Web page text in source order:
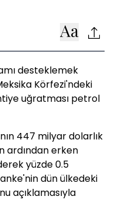
desteklemek
Körfezi'ndeki
uğratması petrol
447 milyar dolarlık
ardından erken
yüzde 0.5
dün ülkedeki
açıklamasıyla